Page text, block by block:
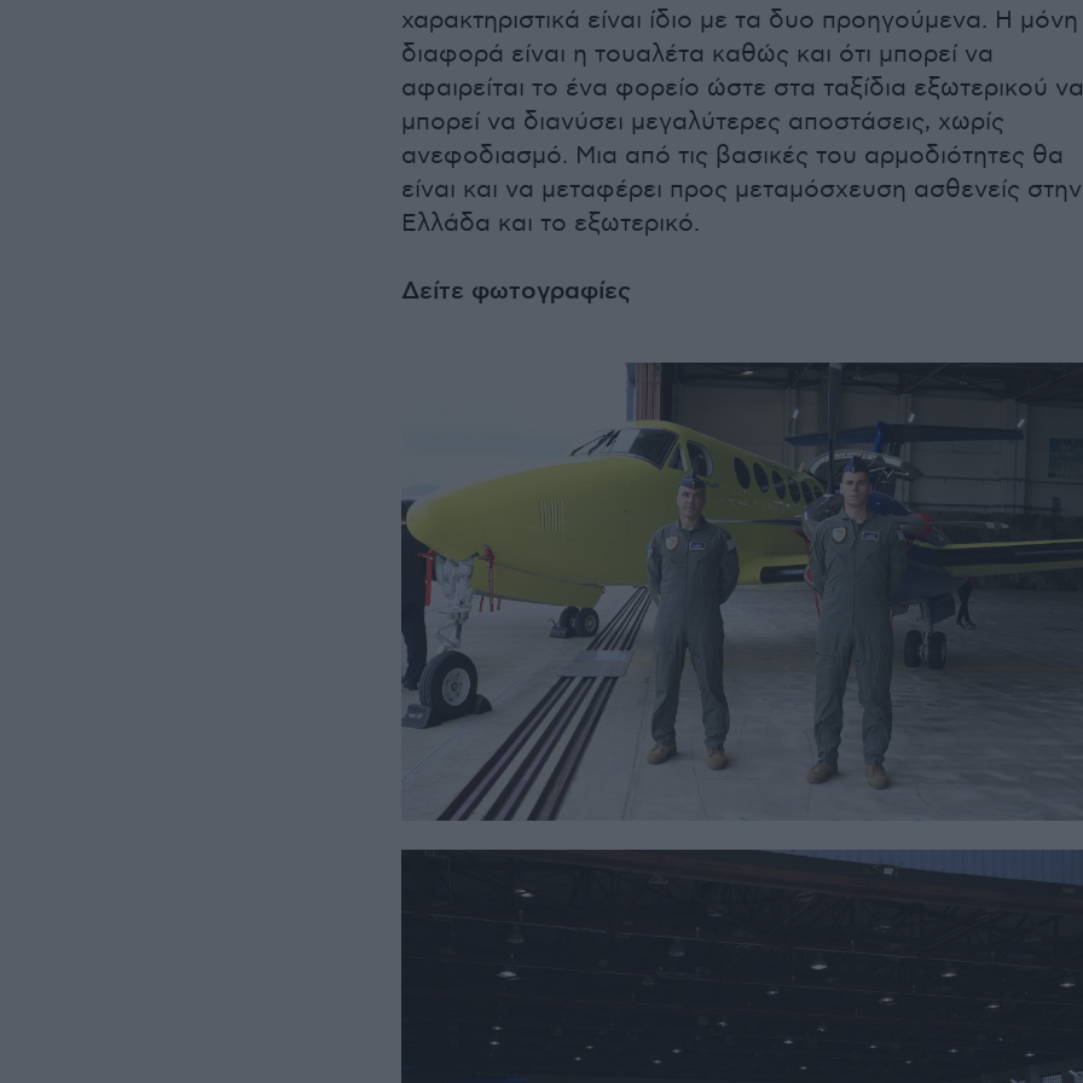
χαρακτηριστικά είναι ίδιο με τα δυο προηγούμενα. Η μόνη
διαφορά είναι η τουαλέτα καθώς και ότι μπορεί να
αφαιρείται το ένα φορείο ώστε στα ταξίδια εξωτερικού να
μπορεί να διανύσει μεγαλύτερες αποστάσεις, χωρίς
ανεφοδιασμό. Μια από τις βασικές του αρμοδιότητες θα
είναι και να μεταφέρει προς μεταμόσχευση ασθενείς στην
Ελλάδα και το εξωτερικό.
Δείτε φωτογραφίες